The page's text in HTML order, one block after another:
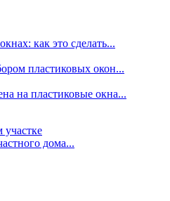
как это сделать...
пластиковых окон...
на пластиковые окна...
дома...